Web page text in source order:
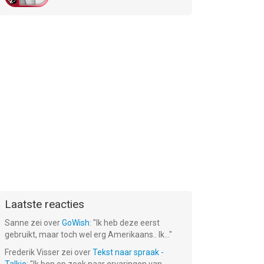
Laatste reacties
Sanne zei overGoWish: " Ik heb deze eerst
gebruikt, maar toch wel erg Amerikaans.. Ik... "
Frederik Visser zei overTekst naar spraak -